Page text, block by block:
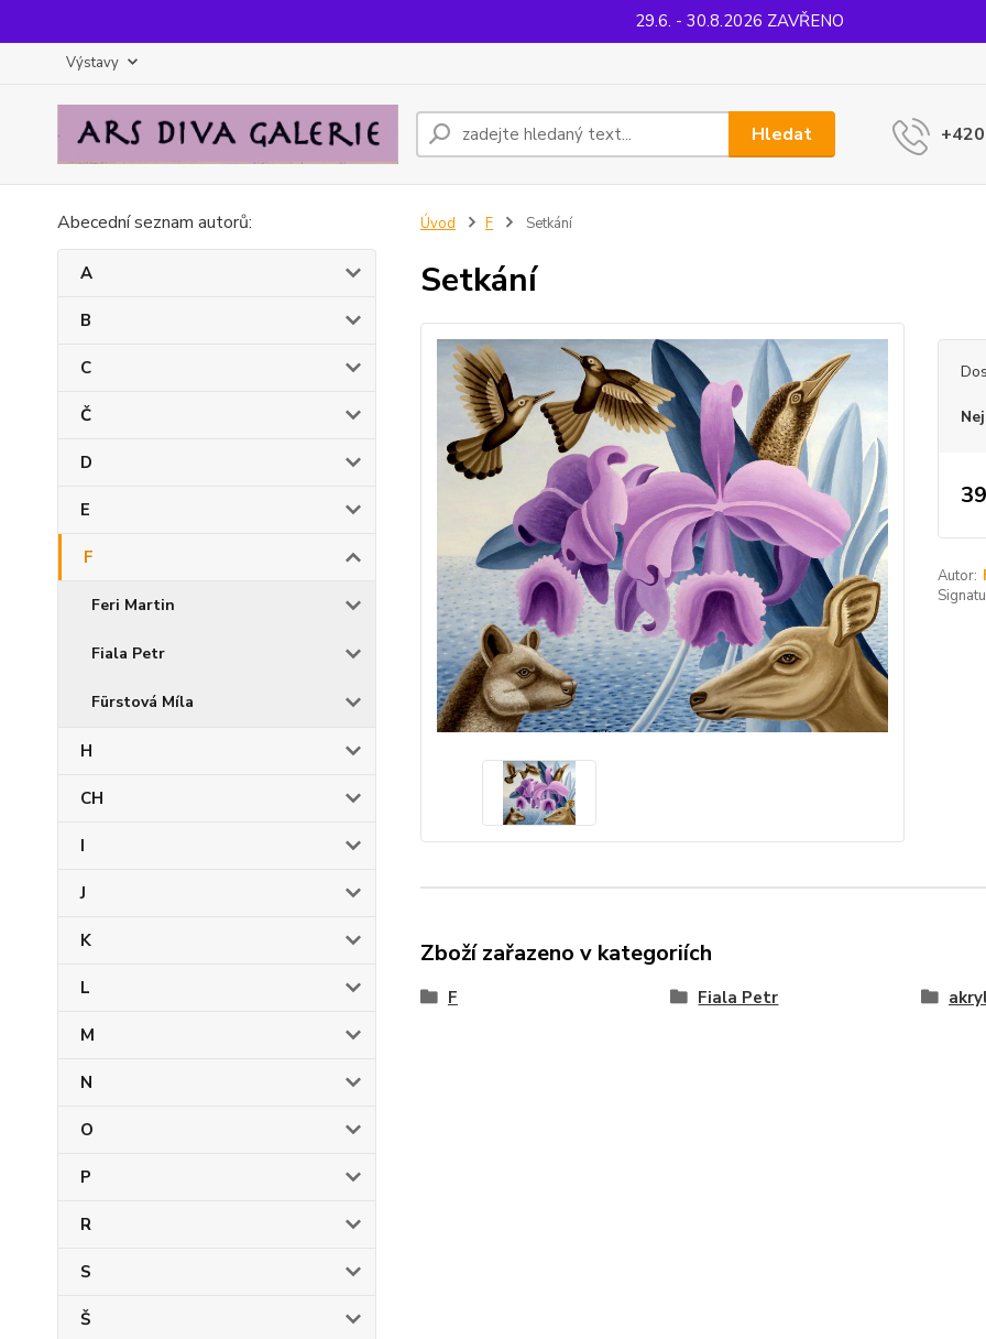
29.6. - 30.8.2026 ZAVŘENO
Výstavy
Hledat
Abecední seznam autorů:
A
B
C
Č
D
E
F
Feri Martin
Fiala Petr
Fürstová Míla
H
CH
I
J
K
L
M
N
O
P
R
S
Š
Úvod F Setkání
Setkání
Autor:
Zboží zařazeno v kategoriích
F Fiala Petr